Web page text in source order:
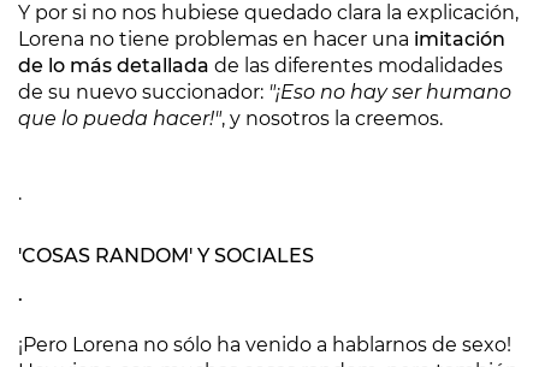
Y por si no nos hubiese quedado clara la explicación,
Lorena no tiene problemas en hacer una imitación
de lo más detallada de las diferentes modalidades
de su nuevo succionador: "¡Eso no hay ser humano
que lo pueda hacer!", y nosotros la creemos.
.
'COSAS RANDOM' Y SOCIALES
.
¡Pero Lorena no sólo ha venido a hablarnos de sexo!